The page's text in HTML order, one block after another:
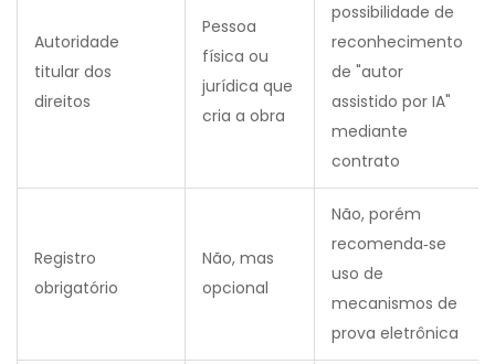
Autoridade
titular dos
direitos
Pessoa
física ou
jurídica que
cria a obra
possibilidade de
reconhecimento
de "autor
assistido por IA"
mediante
contrato
Registro
obrigatório
Não, mas
opcional
Não, porém
recomenda‑se
uso de
mecanismos de
prova eletrônica